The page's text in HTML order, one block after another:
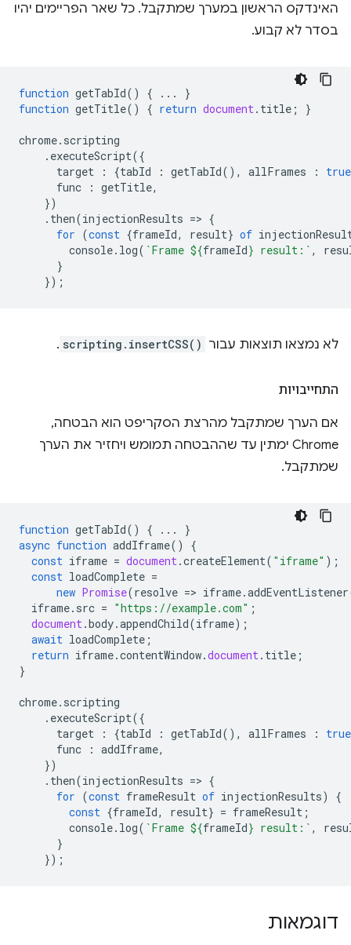
האינדקס הראשון במערך שמתקבל. כל שאר הפריימים יהיו
בסדר לא קבוע.
function getTabId() { ...
}
function getTitle() { return document. title ; }
chrome. scripting
. executeScript({
target
: {tabId : getTabId(), allFrames :
true
func
: getTitle,
})
. then(injectionResults => {
for (const {frameId, result} of
console. log( `Frame ${frameId} result:` ,
}
});
לא נמצאו תוצאות עבור scripting.insertCSS()
.
התחייבויות
אם הערך שמתקבל מהרצת הסקריפט הוא הבטחה,
Chrome ימתין עד שההבטחה תמומש ויחזיר את הערך
שמתקבל.
function getTabId() { ...
}
async function addIframe()
{
const iframe = document.createElement( "iframe" );
const loadComplete =
new Promise(resolve => iframe.addEventListener
iframe. src = "https://example.com" ;
document.body.appendChild(iframe);
await loadComplete ;
return iframe.contentWindow.document. title ;
}
chrome. scripting
. executeScript({
target
: {tabId : getTabId(), allFrames :
true
func
: addIframe,
})
. then(injectionResults => {
for (const frameResult of injectionResults)
{
const {frameId, result} = frameResult ;
console. log( `Frame ${frameId} result:` ,
}
});
דוגמאות